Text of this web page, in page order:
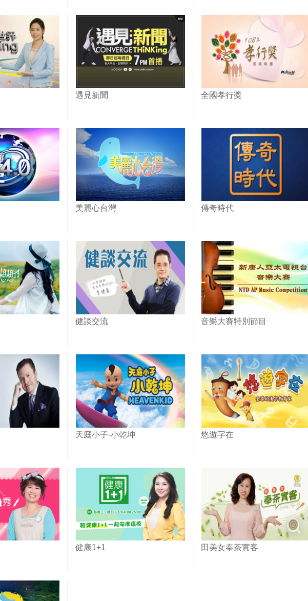
遇見新聞 全國孝行獎
美麗心台灣 傳奇時代
健談交流 音樂大賽特別節目
天庭小子-小乾坤 悠遊字在
健康1+1 田美女奉茶實客